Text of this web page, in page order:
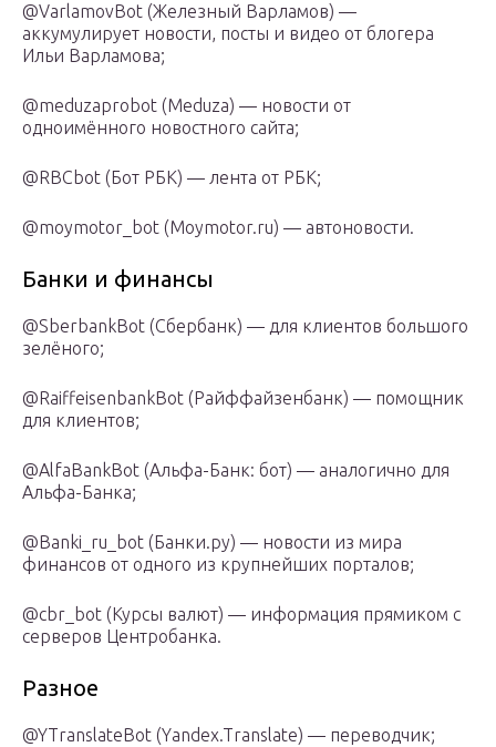
@VarlamovBot (Железный Варламов) —
аккумулирует новости, посты и видео от блогера
Ильи Варламова;
@meduzaprobot (Meduza) — новости от
одноимённого новостного сайта;
@RBCbot (Бот РБК) — лента от РБК;
@moymotor_bot (Moymotor.ru) — автоновости.
Банки и финансы
@SberbankBot (Сбербанк) — для клиентов большого
зелёного;
@RaiffeisenbankBot (Райффайзенбанк) — помощник
для клиентов;
@AlfaBankBot (Альфа-Банк: бот) — аналогично для
Альфа-Банка;
@Banki_ru_bot (Банки.ру) — новости из мира
финансов от одного из крупнейших порталов;
@cbr_bot (Курсы валют) — информация прямиком с
серверов Центробанка.
Разное
@YTranslateBot (Yandex.Translate) — переводчик;